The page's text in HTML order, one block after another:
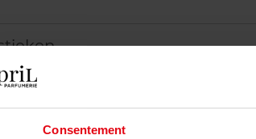
Consentement